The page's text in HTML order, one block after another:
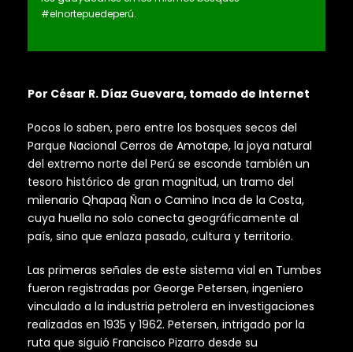
#elnortepuedeperú.
Por César R. Díaz Guevara, tomado de Internet
Pocos lo saben, pero entre los bosques secos del
Parque Nacional Cerros de Amotape, la joya natural
del extremo norte del Perú se esconde también un
tesoro histórico de gran magnitud, un tramo del
milenario Qhapaq Ñan o Camino Inca de la Costa,
cuya huella no solo conecta geográficamente al
país, sino que enlaza pasado, cultura y territorio.
Las primeras señales de este sistema vial en Tumbes
fueron registradas por George Petersen, ingeniero
vinculado a la industria petrolera en investigaciones
realizadas en 1935 y 1962. Petersen, intrigado por la
ruta que siguió Francisco Pizarro desde su